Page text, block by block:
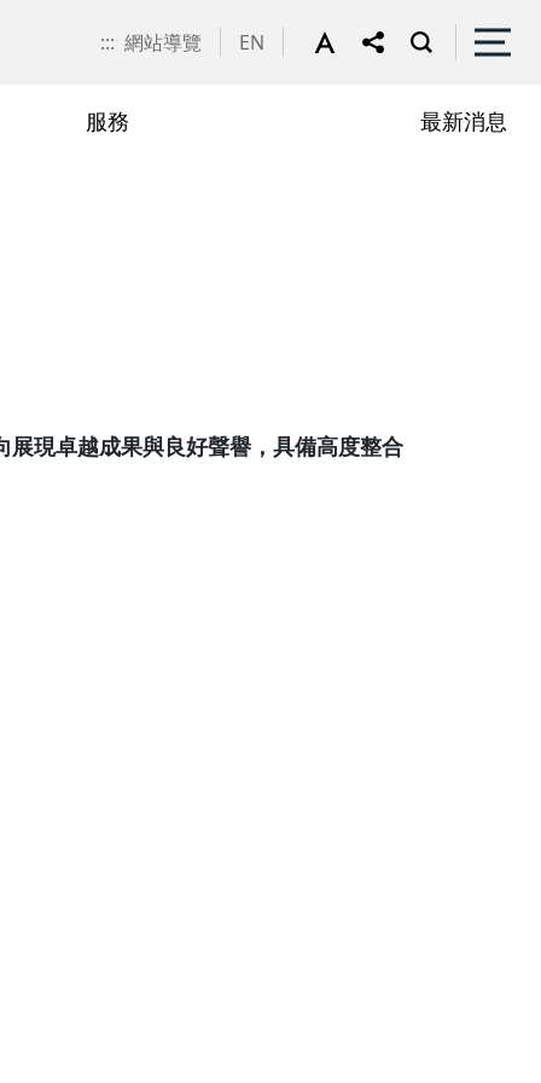
::: 網站導覽 EN
服務 最新消息
現卓越成果與良好聲譽，具備高度整合